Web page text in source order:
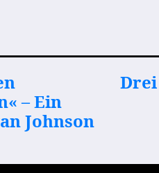
– Ein
Johnson
Drei